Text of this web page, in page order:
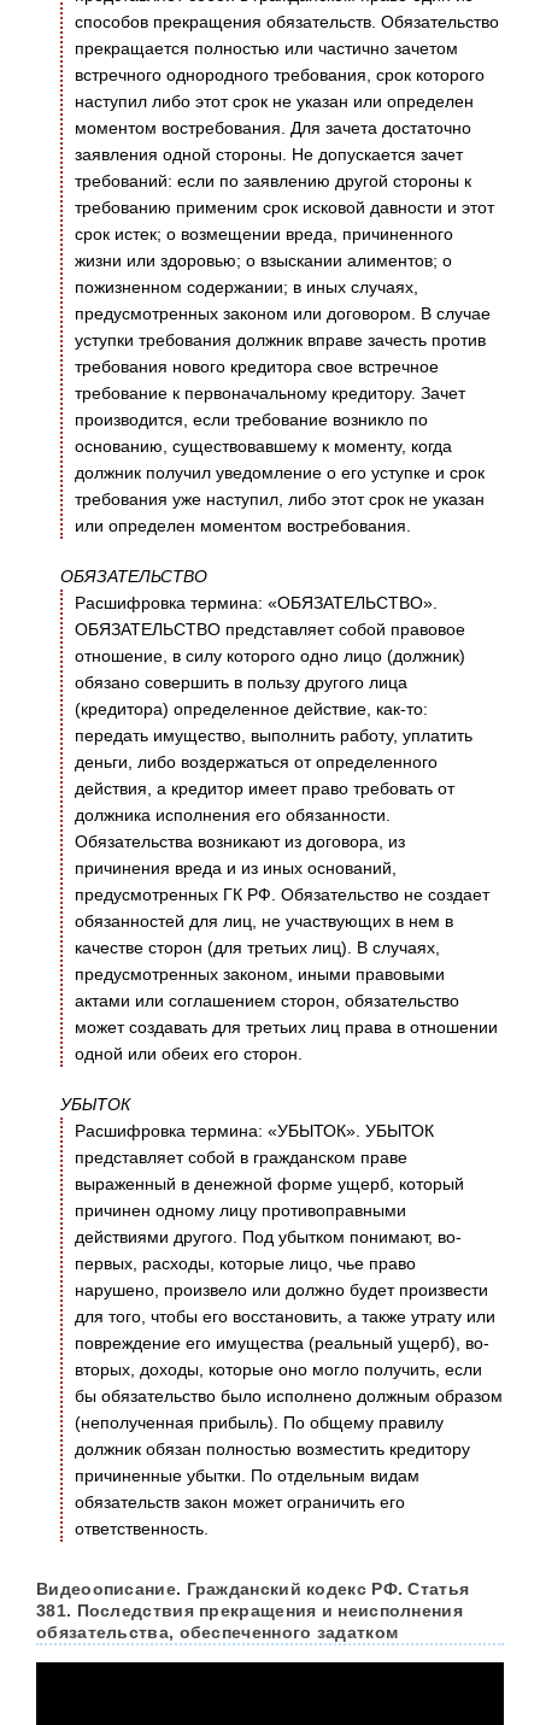
способов прекращения обязательств. Обязательство
прекращается полностью или частично зачетом
встречного однородного требования, срок которого
наступил либо этот срок не указан или определен
моментом востребования. Для зачета достаточно
заявления одной стороны. Не допускается зачет
требований: если по заявлению другой стороны к
требованию применим срок исковой давности и этот
срок истек; о возмещении вреда, причиненного
жизни или здоровью; о взыскании алиментов; о
пожизненном содержании; в иных случаях,
предусмотренных законом или договором. В случае
уступки требования должник вправе зачесть против
требования нового кредитора свое встречное
требование к первоначальному кредитору. Зачет
производится, если требование возникло по
основанию, существовавшему к моменту, когда
должник получил уведомление о его уступке и срок
требования уже наступил, либо этот срок не указан
или определен моментом востребования.
ОБЯЗАТЕЛЬСТВО
Расшифровка термина: «ОБЯЗАТЕЛЬСТВО».
ОБЯЗАТЕЛЬСТВО представляет собой правовое
отношение, в силу которого одно лицо (должник)
обязано совершить в пользу другого лица
(кредитора) определенное действие, как-то:
передать имущество, выполнить работу, уплатить
деньги, либо воздержаться от определенного
действия, а кредитор имеет право требовать от
должника исполнения его обязанности.
Обязательства возникают из договора, из
причинения вреда и из иных оснований,
предусмотренных ГК РФ. Обязательство не создает
обязанностей для лиц, не участвующих в нем в
качестве сторон (для третьих лиц). В случаях,
предусмотренных законом, иными правовыми
актами или соглашением сторон, обязательство
может создавать для третьих лиц права в отношении
одной или обеих его сторон.
УБЫТОК
Расшифровка термина: «УБЫТОК». УБЫТОК
представляет собой в гражданском праве
выраженный в денежной форме ущерб, который
причинен одному лицу противоправными
действиями другого. Под убытком понимают, во-
первых, расходы, которые лицо, чье право
нарушено, произвело или должно будет произвести
для того, чтобы его восстановить, а также утрату или
повреждение его имущества (реальный ущерб), во-
вторых, доходы, которые оно могло получить, если
бы обязательство было исполнено должным образом
(неполученная прибыль). По общему правилу
должник обязан полностью возместить кредитору
причиненные убытки. По отдельным видам
обязательств закон может ограничить его
ответственность.
Видеоописание. Гражданский кодекс РФ. Статья
381. Последствия прекращения и неисполнения
обязательства, обеспеченного задатком